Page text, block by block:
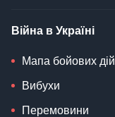
Війна в Україні
Мапа бойових дій
Вибухи
Перемовини